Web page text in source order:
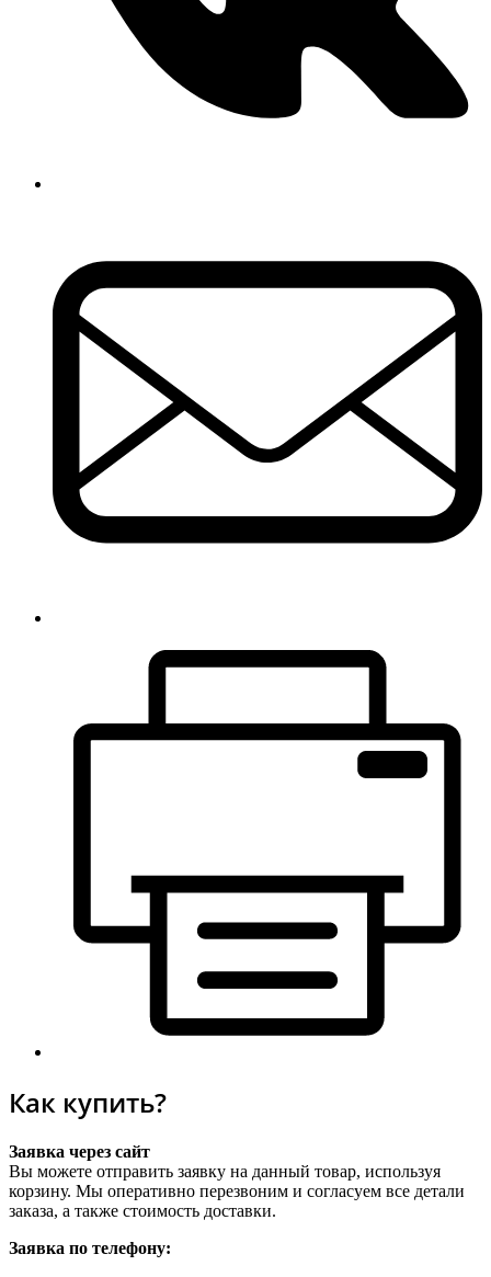
Как купить?
Заявка через сайт
Вы можете отправить заявку на данный товар, используя
корзину. Мы оперативно перезвоним и согласуем все детали
заказа, а также стоимость доставки.
Заявка по телефону: